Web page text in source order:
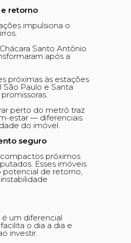
retorno
impulsiona o
Santo Antônio
após a
próximas às estações
São Paulo e Santa
perto do metrô traz
estar — diferenciais
do imóvel.
seguro
próximos
Esses imóveis
de retorno,
um diferencial
o dia a dia e
investir.